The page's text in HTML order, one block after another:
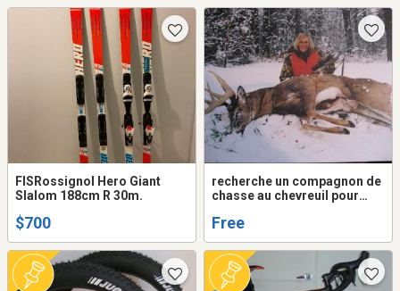
FISRossignol Hero Giant
Slalom 188cm R 30m.
$700
recherche un compagnon de
chasse au chevreuil pour
territoire
Free